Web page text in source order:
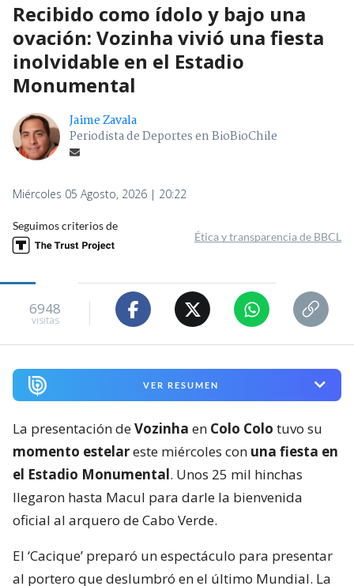
Recibido como ídolo y bajo una
ovación: Vozinha vivió una fiesta
inolvidable en el Estadio
Monumental
Jaime Zavala
Periodista de Deportes en BioBioChile
Miércoles 05 Agosto, 2026 | 20:22
Seguimos criterios de
Ética y transparencia de BBCL
6948
visitas
VER RESUMEN
La presentación deVozinha en Colo Colo tuvo su
momento estelareste miércoles con una fiesta en
el Estadio Monumental. Unos 25 mil hinchas
llegaron hasta Macul para darle la bienvenida
oficial al arquero de Cabo Verde.
El ‘Cacique’ preparó un espectáculo para presentar
al portero que deslumbró en el último Mundial. La